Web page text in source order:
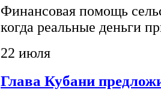
Финансовая помощь
когда реальные деньги
22 июля
Глава Кубани